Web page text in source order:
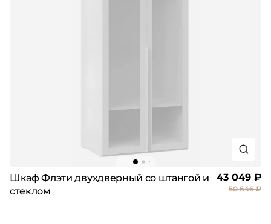
Шкаф Флэти двухдверный со штангой и
стеклом
43 049 ₽
50 646 ₽